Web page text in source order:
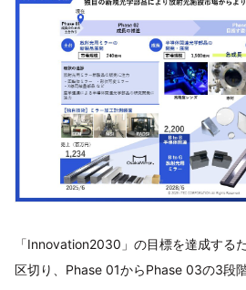
「Innovation2030」の目標を達成する
区切り、Phase 01からPhase 03の3段